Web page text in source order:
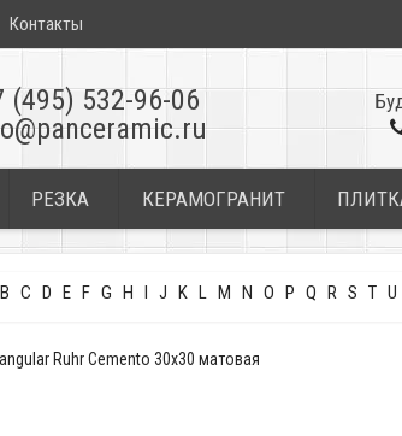
Контакты
(495) 532-96-06
РЕЗКА КЕРАМОГРАНИТ
B C D E F G H I J K L M N O P Q R S T U
Ruhr Cemento 30x30 матовая